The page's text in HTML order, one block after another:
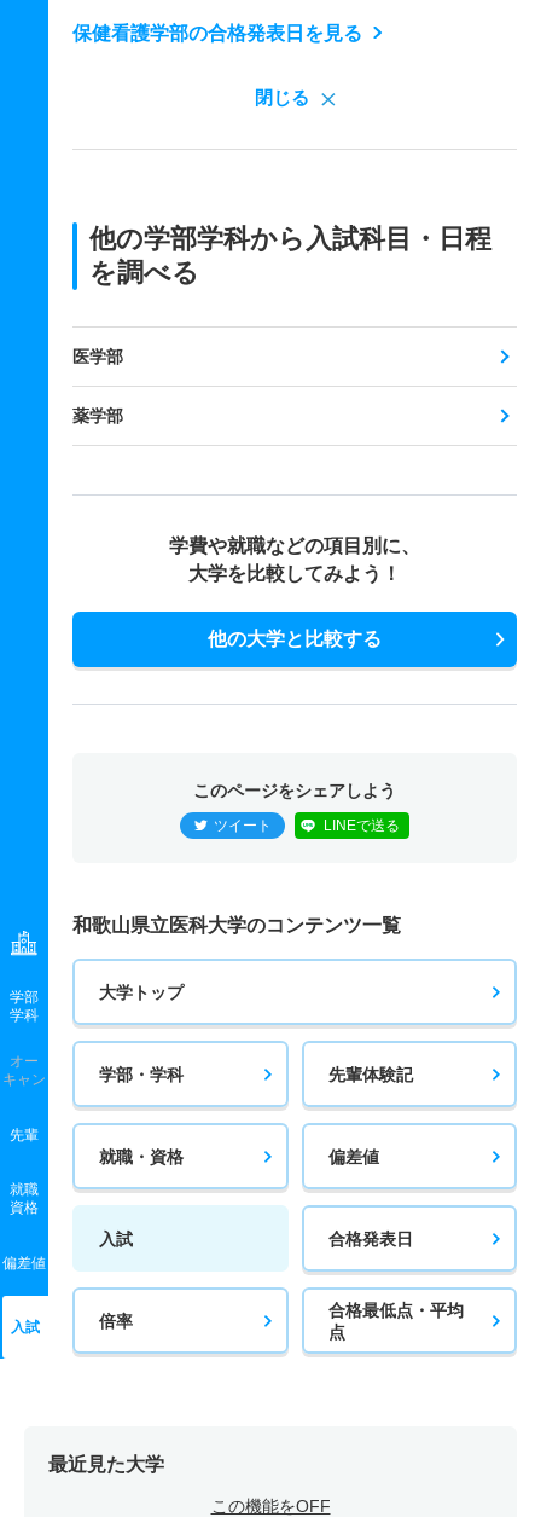
学部
学科
オー
キャン
先輩
就職
資格
偏差値
入試
保健看護学部の合格発表日を見る
閉じる
他の学部学科から入試科目・日程
を調べる
医学部
薬学部
学費や就職などの項目別に、
大学を比較してみよう！
他の大学と比較する
このページをシェアしよう
ツイート LINEで送る
和歌山県立医科大学のコンテンツ一覧
大学トップ
学部・学科 先輩体験記
就職・資格 偏差値
入試 合格発表日
倍率
合格最低点・平均
点
最近見た大学
この機能をOFF